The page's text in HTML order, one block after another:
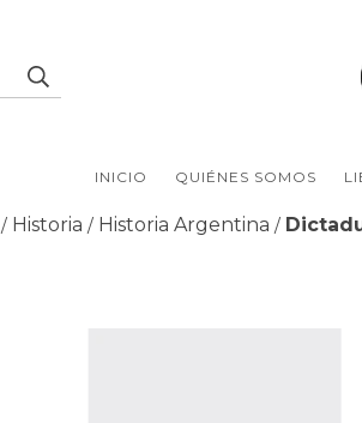
INICIO QUIÉNES SOMOS
/ Historia / Historia Argentina /